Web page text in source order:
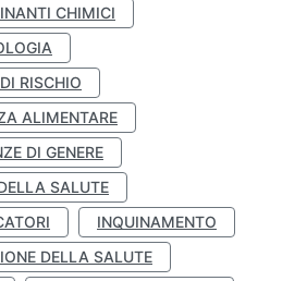
CHIMICI
RISCHIO
ALIMENTARE
DI GENERE
SALUTE
INQUINAMENTO
DELLA SALUTE